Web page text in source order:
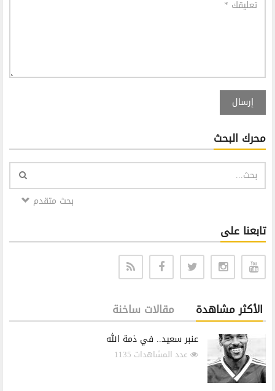
إرسال
محرك البحث
بحث متقدم
تابعنا على
الأكثر مشاهدة مقالات ساخنة
عنبر سعيد.. في ذمة الله
عدد المشاهدات 1135